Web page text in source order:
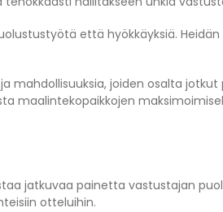
että hyökkäyksiä.
mahdollisuuksia, joiden osalta
maalintekopaikkojen
jatkuvaa painetta vastustajan
otteluihin.